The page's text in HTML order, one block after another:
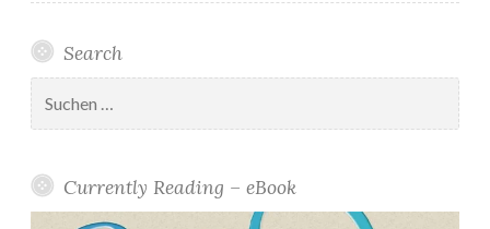
Search
nach:
Currently Reading – eBook